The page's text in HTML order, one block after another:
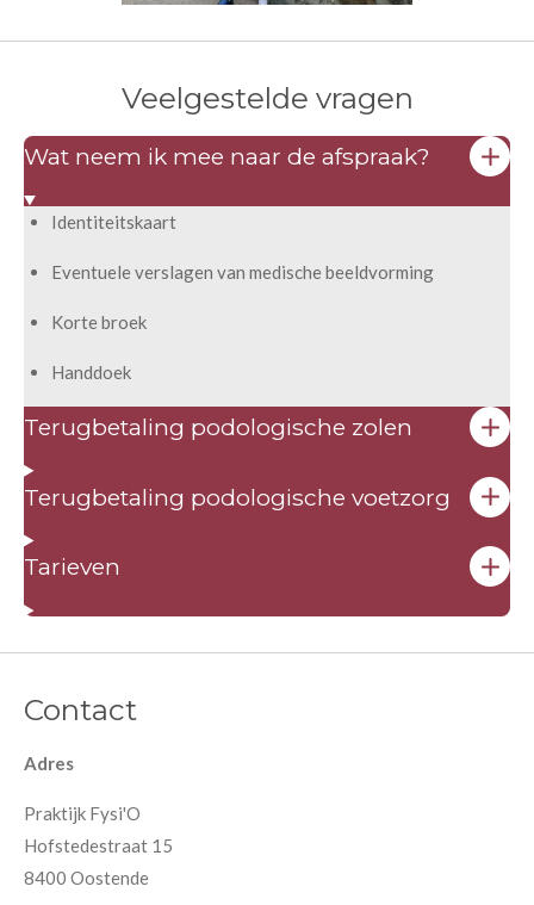
Veelgestelde vragen
Wat neem ik mee naar de afspraak?
Identiteitskaart
Eventuele verslagen van medische beeldvorming
Korte broek
​Handdoek​
Terugbetaling podologische zolen
Terugbetaling podologische voetzorg
Tarieven
Contact
Adres
Praktijk Fysi'O
Hofstedestraat 15
8400 Oostende